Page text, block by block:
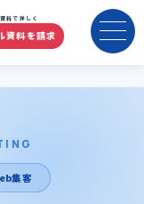
ジ制作・集
料で詳しく
資料を請求
集客